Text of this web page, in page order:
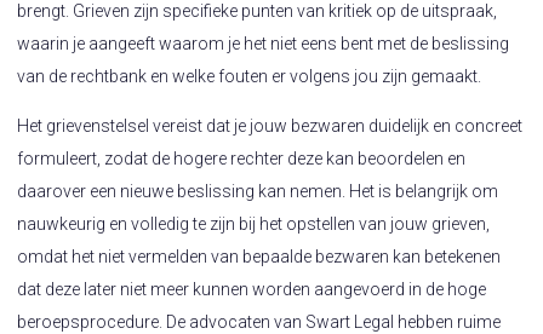
brengt. Grieven zijn specifieke punten van kritiek op de uitspraak,
waarin je aangeeft waarom je het niet eens bent met de beslissing
van de rechtbank en welke fouten er volgens jou zijn gemaakt.
Het grievenstelsel vereist dat je jouw bezwaren duidelijk en concreet
formuleert, zodat de hogere rechter deze kan beoordelen en
daarover een nieuwe beslissing kan nemen. Het is belangrijk om
nauwkeurig en volledig te zijn bij het opstellen van jouw grieven,
omdat het niet vermelden van bepaalde bezwaren kan betekenen
dat deze later niet meer kunnen worden aangevoerd in de hoge
beroepsprocedure. De advocaten van Swart Legal hebben ruime